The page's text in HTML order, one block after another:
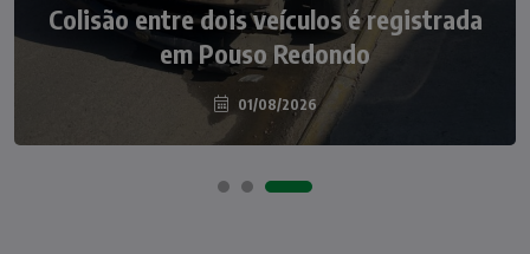
Colisão entre dois veículos é registrada
em Pouso Redondo
01/08/2026